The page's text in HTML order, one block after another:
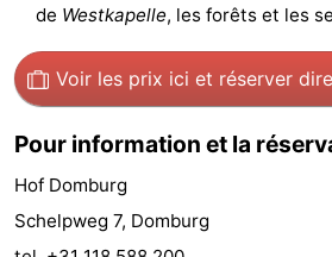
vélo
Équitation
-
Manèges
-
Terrains
de
Peche
-
de Westkapelle, les forêts et les
Voir les prix ici et réserver
Pour information et la
Hof Domburg
Schelpweg 7, Domburg